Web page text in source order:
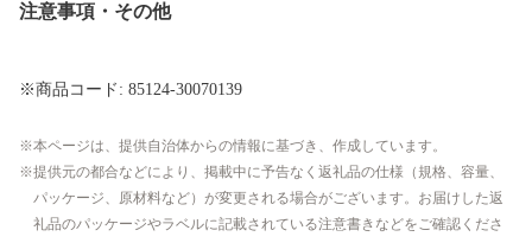
注意事項・その他
※商品コード: 85124-30070139
本ページは、提供自治体からの情報に基づき、作成しています。
提供元の都合などにより、掲載中に予告なく返礼品の仕様（規格、容量、
パッケージ、原材料など）が変更される場合がございます。お届けした返
礼品のパッケージやラベルに記載されている注意書きなどをご確認くださ